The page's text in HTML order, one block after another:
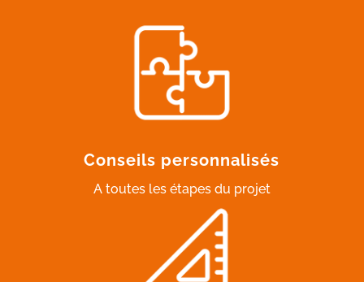
Conseils personnalisés
A toutes les étapes du projet